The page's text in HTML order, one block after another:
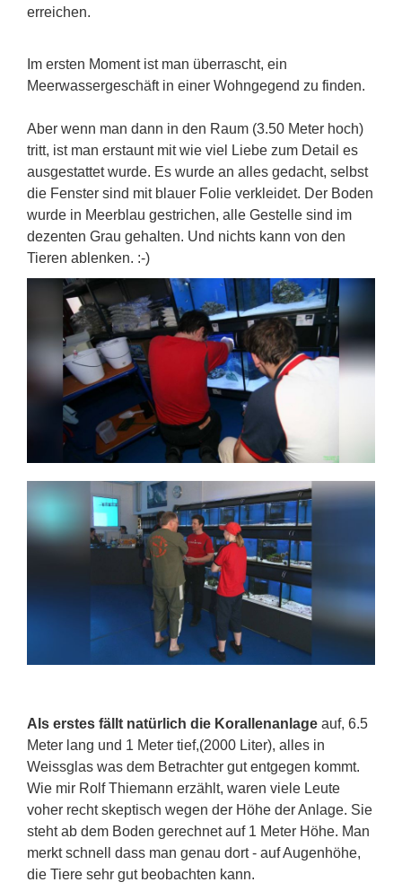
erreichen.
Im ersten Moment ist man überrascht, ein
Meerwassergeschäft in einer Wohngegend zu finden.
Aber wenn man dann in den Raum (3.50 Meter hoch)
tritt, ist man erstaunt mit wie viel Liebe zum Detail es
ausgestattet wurde. Es wurde an alles gedacht, selbst
die Fenster sind mit blauer Folie verkleidet. Der Boden
wurde in Meerblau gestrichen, alle Gestelle sind im
dezenten Grau gehalten. Und nichts kann von den
Tieren ablenken. :-)
Als erstes fällt natürlich die Korallenanlage auf, 6.5
Meter lang und 1 Meter tief,(2000 Liter), alles in
Weissglas was dem Betrachter gut entgegen kommt.
Wie mir Rolf Thiemann erzählt, waren viele Leute
voher recht skeptisch wegen der Höhe der Anlage. Sie
steht ab dem Boden gerechnet auf 1 Meter Höhe. Man
merkt schnell dass man genau dort - auf Augenhöhe,
die Tiere sehr gut beobachten kann.